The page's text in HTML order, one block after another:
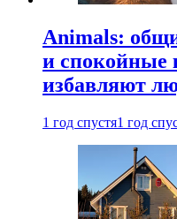
Animals:
и спокойные
избавляют
1 год спустя1 год